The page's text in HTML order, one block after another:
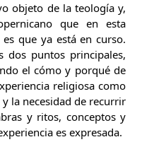
objeto de la teología y,
que en esta
que ya está en curso.
dos puntos principales,
el cómo y porqué de
religiosa como
la necesidad de recurrir
y ritos, conceptos y
es expresada.